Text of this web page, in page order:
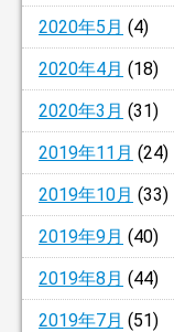
2020年5月 (4)
2020年4月 (18)
2020年3月 (31)
2019年11月 (24)
2019年10月 (33)
2019年9月 (40)
2019年8月 (44)
2019年7月 (51)